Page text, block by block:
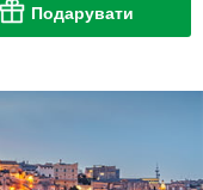
Подарувати